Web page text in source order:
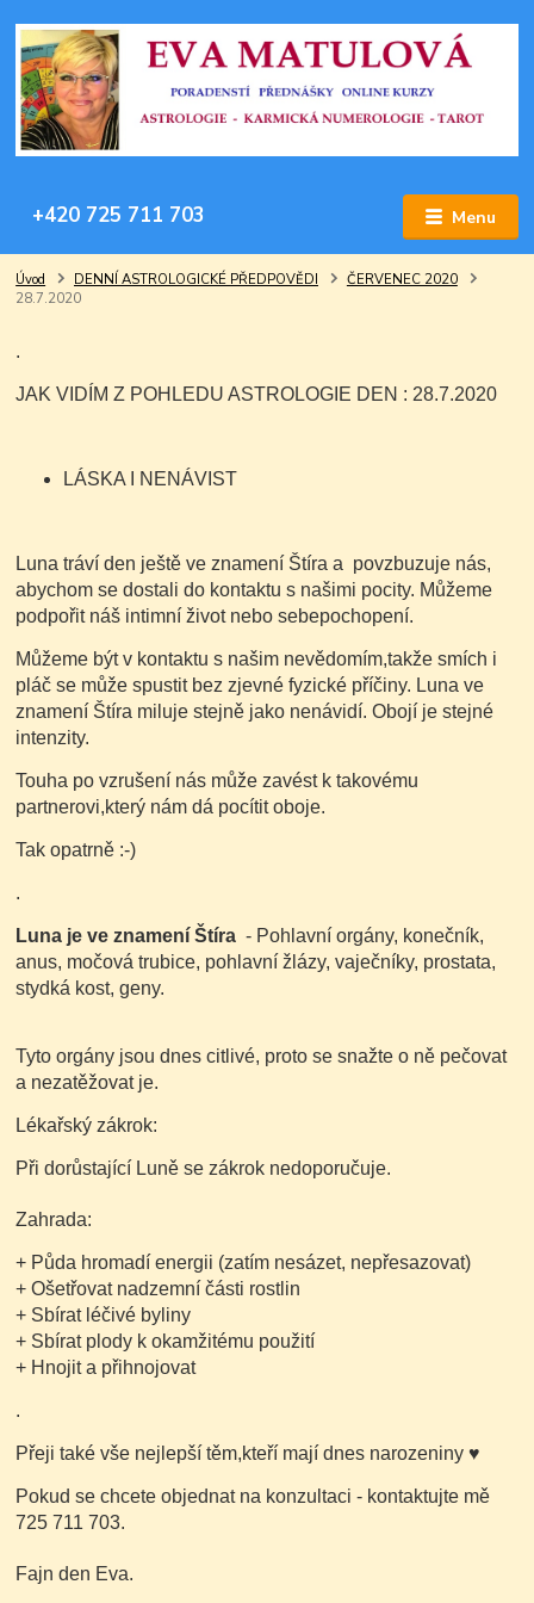
Menu
+420 725 711 703
Úvod DENNÍ ASTROLOGICKÉ PŘEDPOVĚDI
ČERVENEC 2020
28.7.2020
.
JAK VIDÍM Z POHLEDU ASTROLOGIE DEN : 28.7.2020
LÁSKA I NENÁVIST
Luna tráví den ještě ve znamení Štíra a povzbuzuje nás,
abychom se dostali do kontaktu s našimi pocity. Můžeme
podpořit náš intimní život nebo sebepochopení.
Můžeme být v kontaktu s našim nevědomím,takže smích i
pláč se může spustit bez zjevné fyzické příčiny. Luna ve
znamení Štíra miluje stejně jako nenávidí. Obojí je stejné
intenzity.
Touha po vzrušení nás může zavést k takovému
partnerovi,který nám dá pocítit oboje.
Tak opatrně :-)
.
Luna je ve znamení Štíra - Pohlavní orgány, konečník,
anus, močová trubice, pohlavní žlázy, vaječníky, prostata,
stydká kost, geny.
Tyto orgány jsou dnes citlivé, proto se snažte o ně pečovat
a nezatěžovat je.
Lékařský zákrok:
Při dorůstající Luně se zákrok nedoporučuje.
Zahrada:
+ Půda hromadí energii (zatím nesázet, nepřesazovat)
+ Ošetřovat nadzemní části rostlin
+ Sbírat léčivé byliny
+ Sbírat plody k okamžitému použití
+ Hnojit a přihnojovat
.
Přeji také vše nejlepší těm,kteří mají dnes narozeniny♥
Pokud se chcete objednat na konzultaci - kontaktujte mě
725 711 703.
Fajn den Eva.